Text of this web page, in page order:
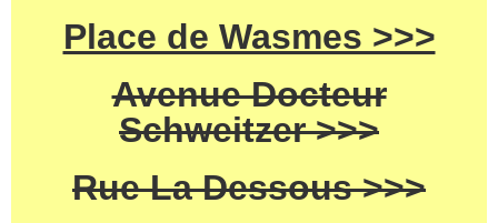
Place de Wasmes >>>
Avenue Docteur
Schweitzer >>>
Rue La Dessous >>>